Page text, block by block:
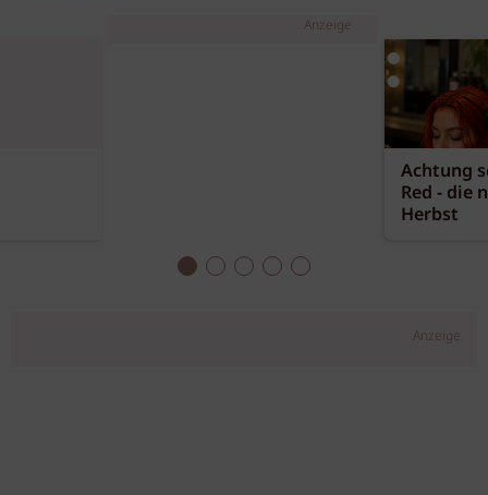
Anzeige
Achtung
Red - die
Herbst
Anzeige